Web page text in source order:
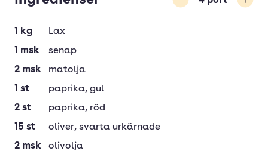
1
kg
Lax
1 msk
senap
2 msk
matolja
1 st paprika, gul
2 st paprika, röd
15 st oliver, svarta urkärnade
2 msk
olivolja